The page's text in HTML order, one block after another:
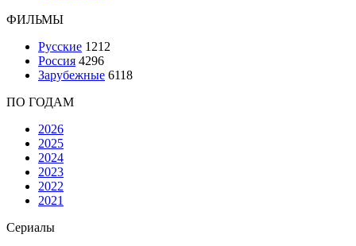
ФИЛЬМЫ
Русские 1212
Россия 4296
Зарубежные 6118
ПО ГОДАМ
2026
2025
2024
2023
2022
2021
Сериалы